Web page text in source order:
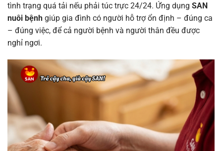
tình trạng quá tải nếu phải túc trực 24/24. Ứng dụng SAN
nuôi bệnh giúp gia đình có người hỗ trợ ổn định – đúng ca
– đúng việc, để cả người bệnh và người thân đều được
nghỉ ngơi.